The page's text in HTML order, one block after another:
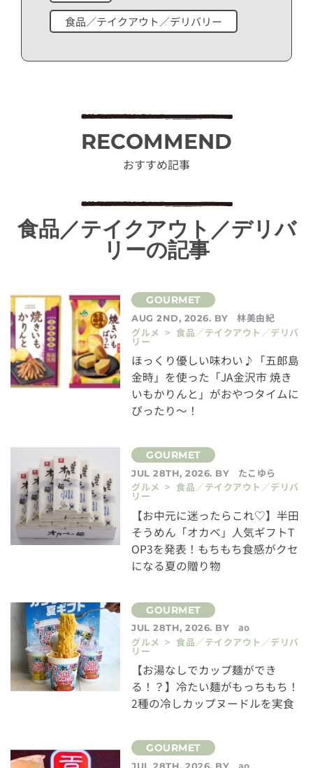
食品／テイクアウト／デリバリー
RECOMMEND
おすすめ記事
食品／テイクアウト／デリバ
リーの記事
AUG 2ND, 2026. BY
林美由紀
グルメ > 食品／テイクアウト／デリバ
リー
ほっくり優しい味わい♪「五郎島
金時」を使った「JA金沢市 焼き
いもかりんと」がおやつタイムに
ぴったり～！
JUL 28TH, 2026. BY
たこゆら
グルメ > 食品／テイクアウト／デリバ
リー
【お中元に迷ったらこれ♡】半田
そうめん「オカベ」人気ギフトT
OP3を発表！もちもち食感がクセ
になる夏の贈り物
JUL 28TH, 2026. BY
ao
グルメ > 食品／テイクアウト／デリバ
リー
【お湯なしでカップ麺ができ
る！？】冷たい麺がもっちもち！
2種の冷しカップヌードルを実食